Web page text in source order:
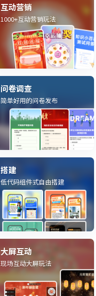
互动营销
1000+互动营销玩法
问卷调查
简单好用的问卷发布
搭建
低代码组件式自由搭建
大屏互动
现场互动大屏玩法